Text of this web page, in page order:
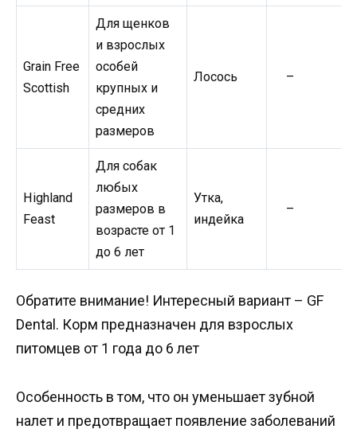
Grain Free
Scottish
Для щенков
и взрослых
особей
крупных и
средних
размеров
Лосось –
Highland
Feast
Для собак
любых
размеров в
возрасте от 1
до 6 лет
Утка,
индейка
–
Обратите внимание! Интересный вариант – GF
Dental. Корм предназначен для взрослых
питомцев от 1 года до 6 лет
Особенность в том, что он уменьшает зубной
налет и предотвращает появление заболеваний